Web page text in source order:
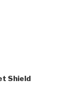
Shield